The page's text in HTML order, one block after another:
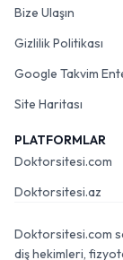
Bize Ulaşın
Gizlilik Politikası
Google Takvim
Site Haritası
PLATFORMLAR
Doktorsitesi.com
Doktorsitesi.az
Doktorsitesi.com
diş hekimleri,